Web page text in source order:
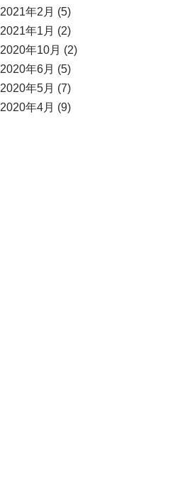
2021年2月 (5)
2021年1月 (2)
2020年10月 (2)
2020年6月 (5)
2020年5月 (7)
2020年4月 (9)